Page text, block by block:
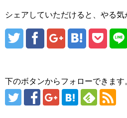
シェアしていただけると、やる気
下のボタンからフォローできます